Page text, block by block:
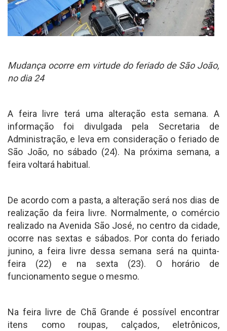
Mudança ocorre em virtude do feriado de São João,
no dia 24
A feira livre terá uma alteração esta semana. A
informação foi divulgada pela Secretaria de
Administração, e leva em consideração o feriado de
São João, no sábado (24). Na próxima semana, a
feira voltará habitual.
De acordo com a pasta, a alteração será nos dias de
realização da feira livre. Normalmente, o comércio
realizado na Avenida São José, no centro da cidade,
ocorre nas sextas e sábados. Por conta do feriado
junino, a feira livre dessa semana será na quinta-
feira (22) e na sexta (23). O horário de
funcionamento segue o mesmo.
Na feira livre de Chã Grande é possível encontrar
itens como roupas, calçados, eletrônicos,